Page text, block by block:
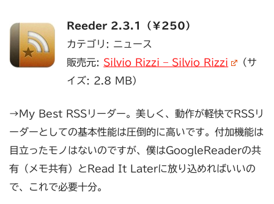
Reeder 2.3.1（￥250）
カテゴリ: ニュース
販売元:Silvio Rizzi – Silvio Rizzi
（サ
イズ: 2.8 MB）
→My Best RSSリーダー。美しく、動作が軽快でRSSリ
ーダーとしての基本性能は圧倒的に高いです。付加機能は
目立ったモノはないのですが、僕はGoogleReaderの共
有（メモ共有）とRead It Laterに放り込めればいいの
で、これで必要十分。